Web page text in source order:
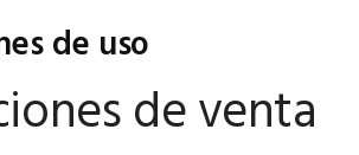
de uso
de venta